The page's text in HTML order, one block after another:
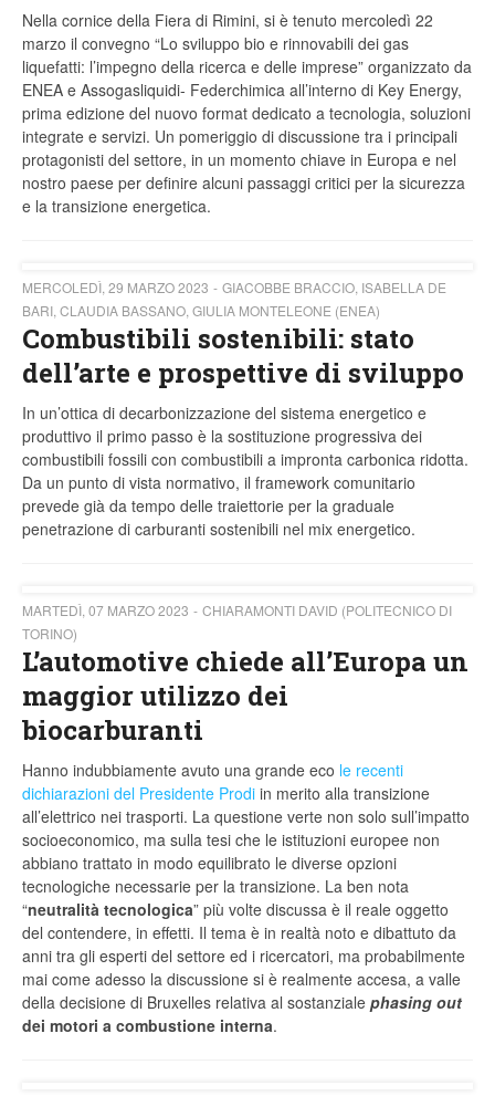
Nella cornice della Fiera di Rimini, si è tenuto mercoledì 22
marzo il convegno “Lo sviluppo bio e rinnovabili dei gas
liquefatti: l’impegno della ricerca e delle imprese” organizzato da
ENEA e Assogasliquidi- Federchimica all’interno di Key Energy,
prima edizione del nuovo format dedicato a tecnologia, soluzioni
integrate e servizi. Un pomeriggio di discussione tra i principali
protagonisti del settore, in un momento chiave in Europa e nel
nostro paese per definire alcuni passaggi critici per la sicurezza
e la transizione energetica.
MERCOLEDÌ, 29 MARZO 2023
GIACOBBE BRACCIO, ISABELLA DE
BARI, CLAUDIA BASSANO, GIULIA MONTELEONE (ENEA)
Combustibili sostenibili: stato
dell’arte e prospettive di sviluppo
In un’ottica di decarbonizzazione del sistema energetico e
produttivo il primo passo è la sostituzione progressiva dei
combustibili fossili con combustibili a impronta carbonica ridotta.
Da un punto di vista normativo, il framework comunitario
prevede già da tempo delle traiettorie per la graduale
penetrazione di carburanti sostenibili nel mix energetico.
MARTEDÌ, 07 MARZO 2023
CHIARAMONTI DAVID (POLITECNICO DI
TORINO)
L’automotive chiede all’Europa un
maggior utilizzo dei
biocarburanti
Hanno indubbiamente avuto una grande eco le recenti
dichiarazioni del Presidente Prodi in merito alla transizione
all’elettrico nei trasporti. La questione verte non solo sull’impatto
socioeconomico, ma sulla tesi che le istituzioni europee non
abbiano trattato in modo equilibrato le diverse opzioni
tecnologiche necessarie per la transizione. La ben nota
“neutralità tecnologica” più volte discussa è il reale oggetto
del contendere, in effetti. Il tema è in realtà noto e dibattuto da
anni tra gli esperti del settore ed i ricercatori, ma probabilmente
mai come adesso la discussione si è realmente accesa, a valle
della decisione di Bruxelles relativa al sostanziale phasing out
dei motori a combustione interna.